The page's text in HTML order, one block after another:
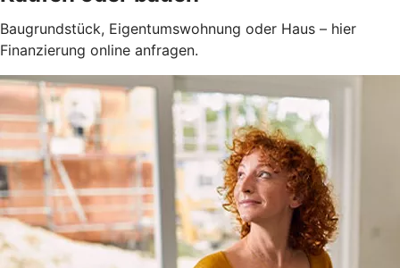
Baugrundstück, Eigentumswohnung oder Haus – hier
Finanzierung online anfragen.